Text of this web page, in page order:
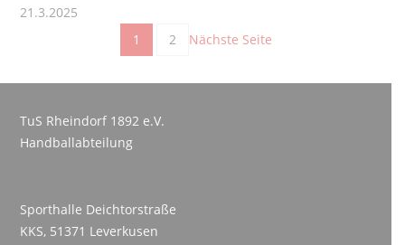
21.3.2025
1
2 Nächste Seite
TuS Rheindorf 1892 e.V.
Handballabteilung
Sporthalle Deichtorstraße
KKS, 51371 Leverkusen